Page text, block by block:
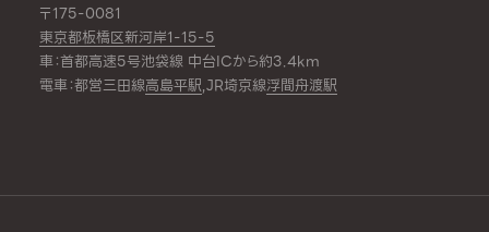
〒175-0081
東京都板橋区新河岸1-15-5
車：首都高速5号池袋線 中台ICから約3.4km
電車：都営三田線高島平駅,JR埼京線浮間舟渡駅